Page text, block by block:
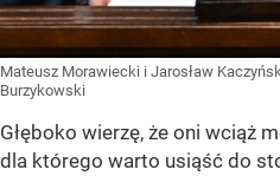
Mateusz Morawiecki i Jarosław
Burzykowski
Głęboko wierzę, że oni wciąż
dla którego warto usiąść do